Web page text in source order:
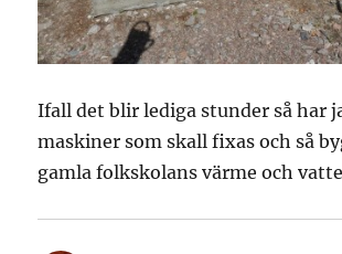
Ifall det blir lediga stunder så har
maskiner som skall fixas och så
gamla folkskolans värme och